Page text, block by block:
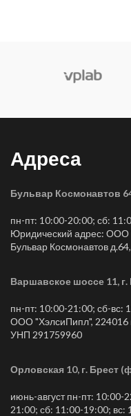
Адреса
Бульвар Космонавтов
пн-пт: 10:00-20:00; сб:
Юридический адрес: ООО
Бульвар Космонавтов
Варшавское шоссе 11, г.
пн-пт: 10:00-21:00; сб-вс:
ООО "ХэлсиПипл", 224016
УНП 291759960
Орловская 10, г. Брест
июнь-август пн-пт: 10:00-
21:00; сб: 11:00-19:00;